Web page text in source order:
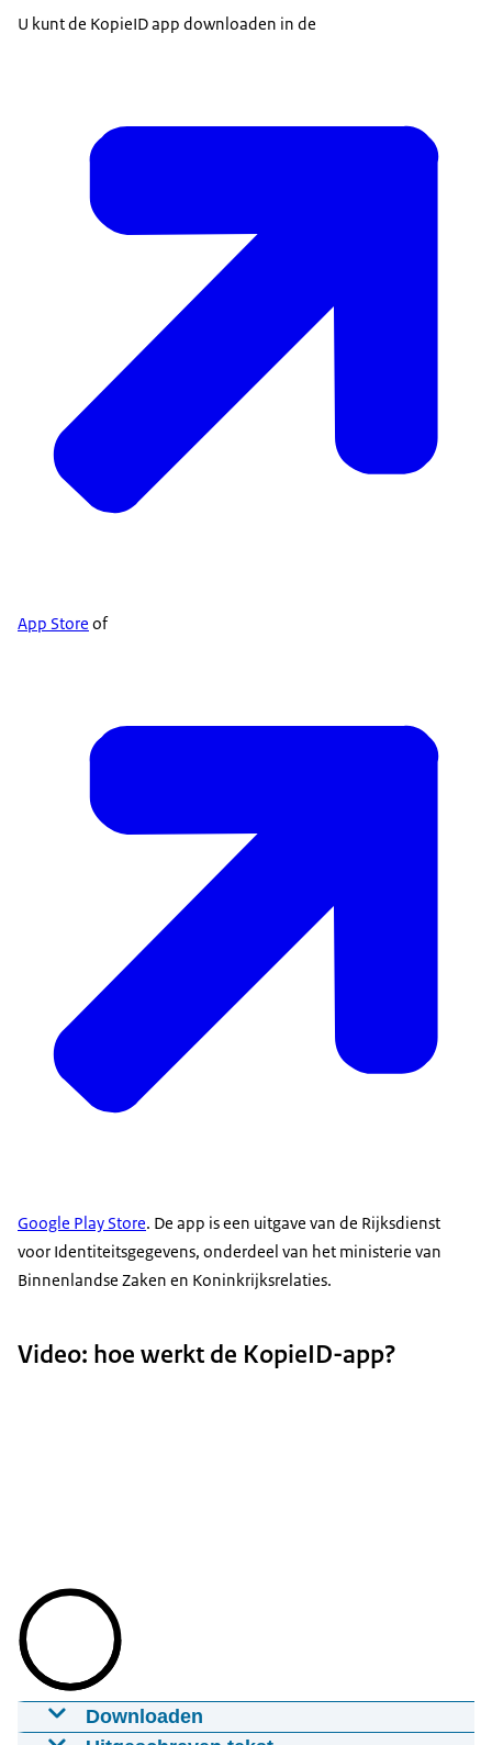
U kunt de KopieID app downloaden in de
App Store of
Google Play Store. De app is een uitgave van de Rijksdienst
voor Identiteitsgegevens, onderdeel van het ministerie van
Binnenlandse Zaken en Koninkrijksrelaties.
Video: hoe werkt de KopieID-app?
Downloaden